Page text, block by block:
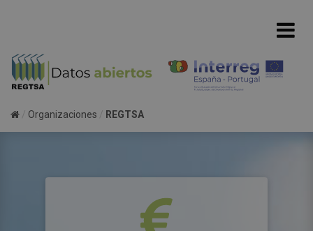
Organizaciones REGTSA